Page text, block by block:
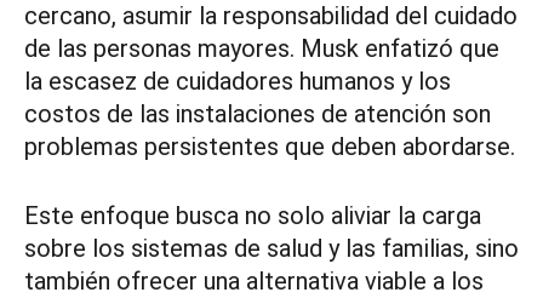
cercano, asumir la responsabilidad del cuidado
de las personas mayores. Musk enfatizó que
la escasez de cuidadores humanos y los
costos de las instalaciones de atención son
problemas persistentes que deben abordarse.
Este enfoque busca no solo aliviar la carga
sobre los sistemas de salud y las familias, sino
también ofrecer una alternativa viable a los